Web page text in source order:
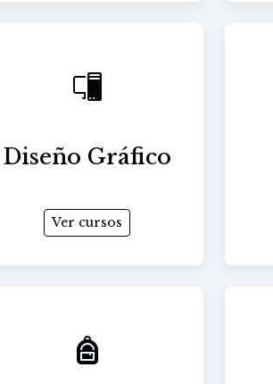
Diseño Gráfico
Ver cursos